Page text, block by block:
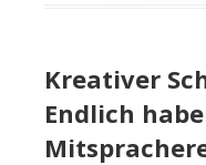
Kreativer
Endlich